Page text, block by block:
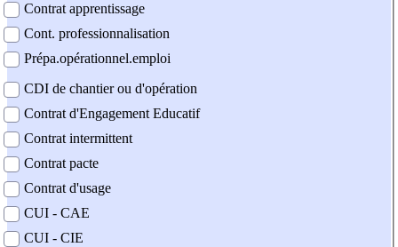
Contrat apprentissage
Cont. professionnalisation
Prépa.opérationnel.emploi
CDI de chantier ou d'opération
Contrat d'Engagement Educatif
Contrat intermittent
Contrat pacte
Contrat d'usage
CUI - CAE
CUI - CIE